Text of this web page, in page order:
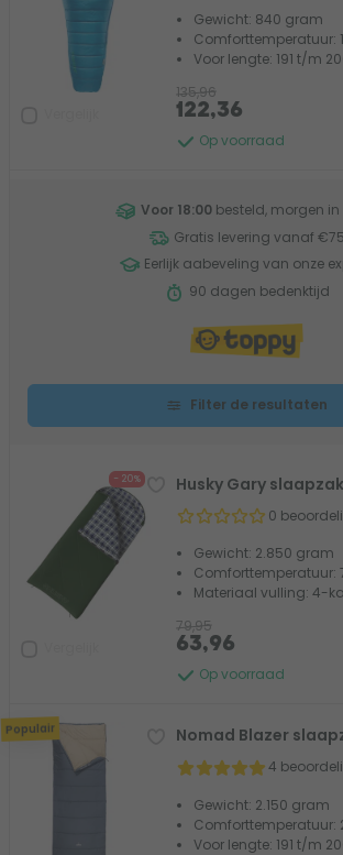
Gewicht: 840 gram
Comforttemperatuur:
Voor lengte: 191 t/m
Op voorraad
135,96
122,36
Voor 18:00 besteld, morgen in
Gratis levering vanaf €75
Eerlijk aabeveling van onze
90 dagen bedenktijd
Filter de resultaten
- 20% Husky Gary
0
Gewicht: 2.850 gram
Comforttemperatuur:
Materiaal vulling: 4-
Op voorraad
79,95
63,96
Populair Nomad Blazer
4
Gewicht: 2.150 gram
Comforttemperatuur:
Voor lengte: 191 t/m